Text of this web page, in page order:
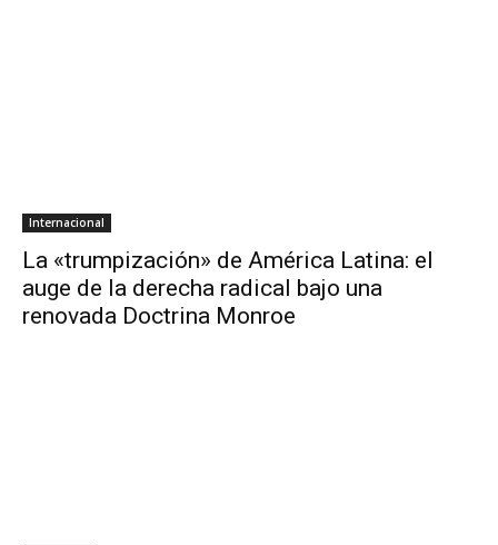
Internacional
La «trumpización» de América Latina: el
auge de la derecha radical bajo una
renovada Doctrina Monroe